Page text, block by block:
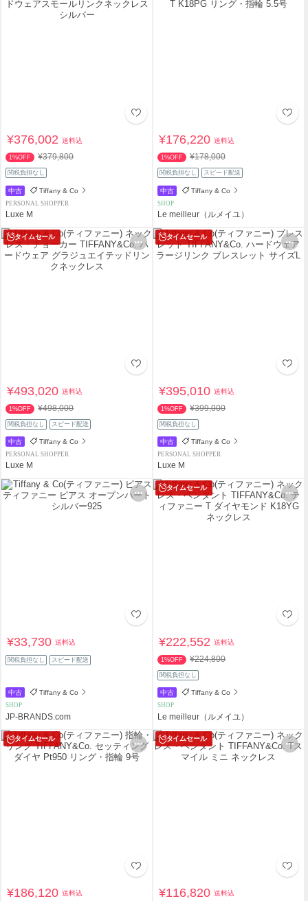
¥376,002送料込
1%OFF ¥379,800
関税負担なし
中古 Tiffany & Co
PERSONAL SHOPPER
Luxe M
¥176,220送料込
1%OFF ¥178,000
関税負担なし スピード配送
中古 Tiffany & Co
SHOP
Le meilleur（ルメイユ）
タイムセール
¥493,020送料込
1%OFF ¥498,000
関税負担なし スピード配送
中古 Tiffany & Co
PERSONAL SHOPPER
Luxe M
タイムセール
¥395,010送料込
1%OFF ¥399,000
関税負担なし
中古 Tiffany & Co
PERSONAL SHOPPER
Luxe M
¥33,730送料込
関税負担なし スピード配送
中古 Tiffany & Co
SHOP
JP-BRANDS.com
タイムセール
¥222,552送料込
1%OFF ¥224,800
関税負担なし
中古 Tiffany & Co
SHOP
Le meilleur（ルメイユ）
タイムセール
¥186,120送料込
タイムセール
¥116,820送料込